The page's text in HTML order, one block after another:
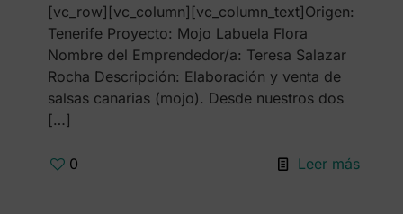
[vc_row][vc_column][vc_column_text]Origen:
Tenerife Proyecto: Mojo Labuela Flora
Nombre del Emprendedor/a: Teresa Salazar
Rocha Descripción: Elaboración y venta de
salsas canarias (mojo). Desde nuestros dos
[…]
0 Leer más